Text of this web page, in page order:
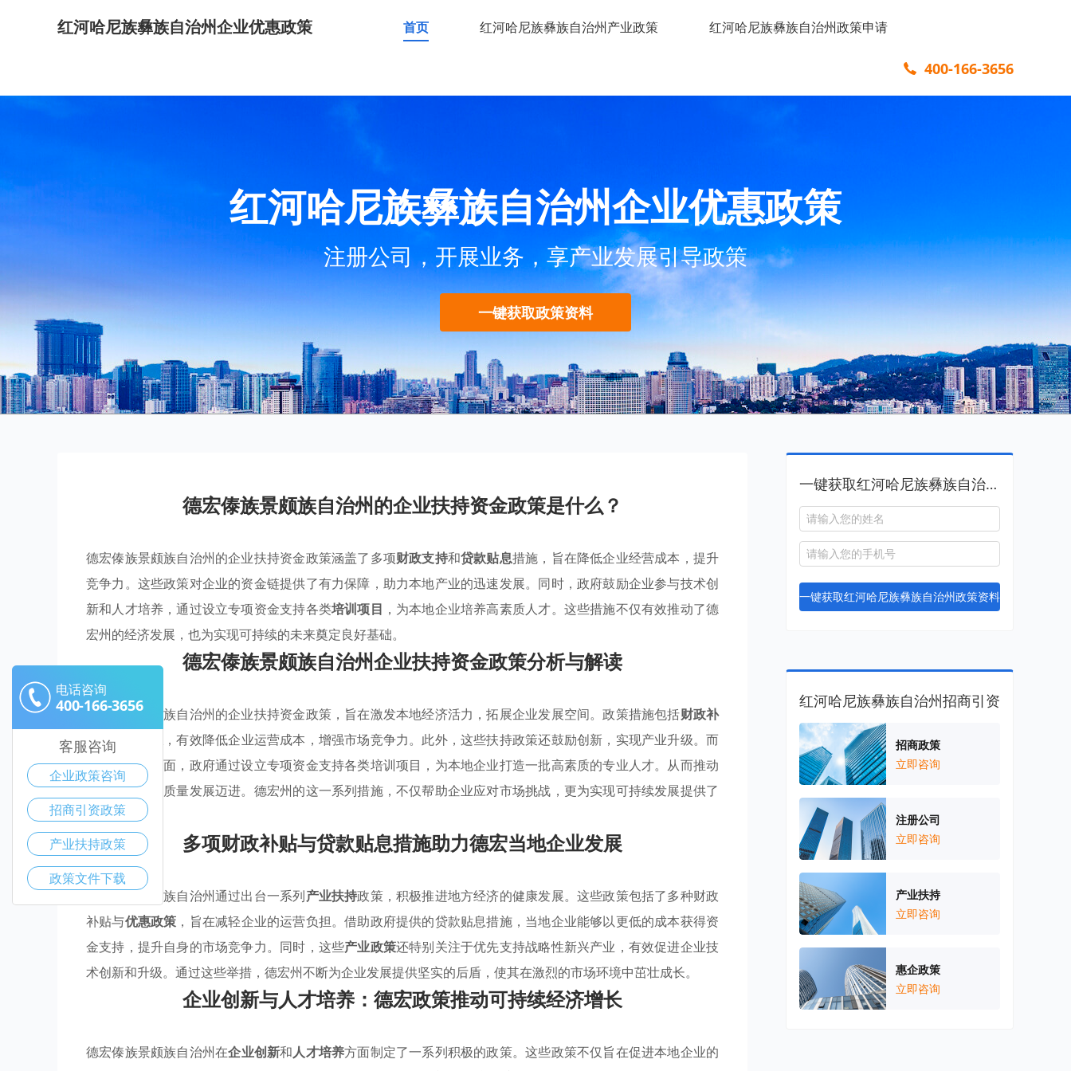
红河哈尼族彝族自治州企业优惠政策 首页 红河哈尼族彝族自治州产业政策 红河哈尼族彝族自治州政策申请
400-166-3656
红河哈尼族彝族自治州企业优惠政策
注册公司，开展业务，享产业发展引导政策
一键获取政策资料
德宏傣族景颇族自治州的企业扶持资金政策是什么？
德宏傣族景颇族自治州的企业扶持资金政策涵盖了多项财政支持和贷款贴息措施，旨在降低企业经营成本，提升
竞争力。这些政策对企业的资金链提供了有力保障，助力本地产业的迅速发展。同时，政府鼓励企业参与技术创
新和人才培养，通过设立专项资金支持各类培训项目 ，为本地企业培养高素质人才。这些措施不仅有效推动了德
宏州的经济发展，也为实现可持续的未来奠定良好基础。
德宏傣族景颇族自治州企业扶持资金政策分析与解读
德宏傣族景颇族自治州的企业扶持资金政策，旨在激发本地经济活力，拓展企业发展空间。政策措施包括财政补
贴和贷款贴息
，有效降低企业运营成本，增强市场竞争力。此外，这些扶持政策还鼓励创新，实现产业升级。而
在人才培养方面，政府通过设立专项资金支持各类培训项目，为本地企业打造一批高素质的专业人才。从而推动
地方经济向高质量发展迈进。德宏州的这一系列措施，不仅帮助企业应对市场挑战，更为实现可持续发展提供了
坚实基础。
多项财政补贴与贷款贴息措施助力德宏当地企业发展
德宏傣族景颇族自治州通过出台一系列产业扶持政策，积极推进地方经济的健康发展。这些政策包括了多种财政
补贴与优惠政策 ，旨在减轻企业的运营负担。借助政府提供的贷款贴息措施，当地企业能够以更低的成本获得资
金支持，提升自身的市场竞争力。同时，这些产业政策还特别关注于优先支持战略性新兴产业，有效促进企业技
术创新和升级。通过这些举措，德宏州不断为企业发展提供坚实的后盾，使其在激烈的市场环境中茁壮成长。
企业创新与人才培养：德宏政策推动可持续经济增长
德宏傣族景颇族自治州在企业创新和人才培养方面制定了一系列积极的政策。这些政策不仅旨在促进本地企业的
一键获取红河哈尼族彝族自治州政策资料
一键获取红河哈尼族彝族自治州政策资料
红河哈尼族彝族自治州招商引资
招商政策
立即咨询
注册公司
立即咨询
产业扶持
立即咨询
惠企政策
立即咨询
电话咨询
400-166-3656
客服咨询
企业政策咨询
招商引资政策
产业扶持政策
政策文件下载